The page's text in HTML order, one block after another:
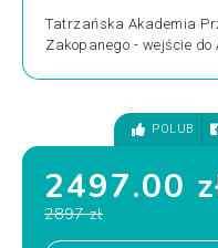
Tatrzańska Akademia
Zakopanego - wejście
POLUB
2497.00
2897 zł